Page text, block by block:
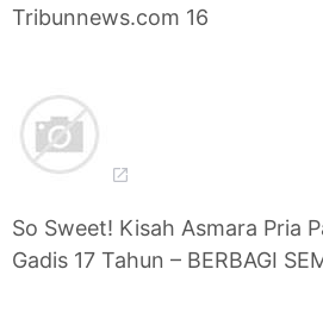
Tribunnews.com 16
So Sweet! Kisah Asmara Pria
Gadis 17 Tahun – BERBAGI